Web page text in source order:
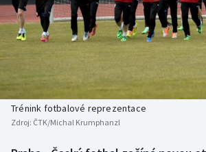
Americký fotbal
Baseball a softbal
Basketbal
Biatlon
NEPŘEHLÉDNĚTE
Soutěže
Historické návraty
Aplikace ČT sport
Trénink fotbalové reprezentace
Zdroj: ČTK/Michal Krumphanzl